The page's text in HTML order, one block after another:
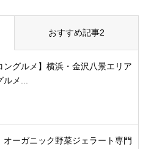
おすすめ記事2
ングルメ】横浜・金沢八景エリア
ルメ...
オーガニック野菜ジェラート専門